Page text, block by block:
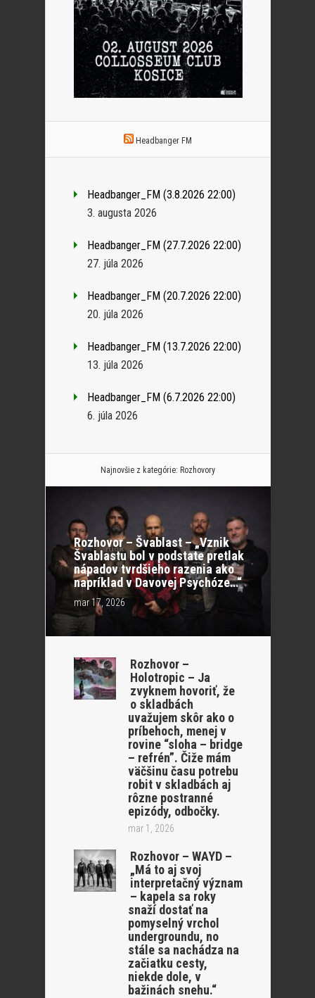
Headbanger FM
Headbanger_FM (3.8.2026 22:00)
3. augusta 2026
Headbanger_FM (27.7.2026 22:00)
27. júla 2026
Headbanger_FM (20.7.2026 22:00)
20. júla 2026
Headbanger_FM (13.7.2026 22:00)
13. júla 2026
Headbanger_FM (6.7.2026 22:00)
6. júla 2026
Najnovšie z kategórie: Rozhovory
Rozhovor – Švablast – „Vznik
Švablastu bol v podstate pretlak
nápadov tvrdšieho razenia ako
napríklad v Davovej Psychóze…“
mar 17, 2026
Rozhovor –
Holotropic – Ja
zvyknem hovoriť, že
o skladbách
uvažujem skôr ako o
príbehoch, menej v
rovine “sloha – bridge
– refrén”. Čiže mám
väčšinu času potrebu
robit v skladbách aj
rôzne postranné
epizódy, odbočky.
mar 1, 2026
Rozhovor – WAYD –
„Má to aj svoj
interpretačný význam
– kapela sa roky
snaží dostať na
pomyselný vrchol
undergroundu, no
stále sa nachádza na
začiatku cesty,
niekde dole, v
bažinách snehu.“